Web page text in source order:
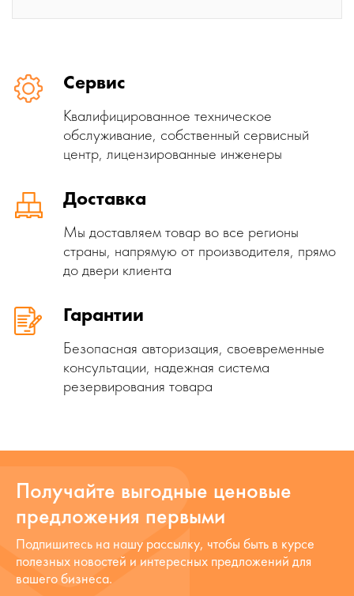
Сервис
Квалифицированное техническое
обслуживание, собственный сервисный
центр, лицензированные инженеры
Доставка
Мы доставляем товар во все регионы
страны, напрямую от производителя, прямо
до двери клиента
Гарантии
Безопасная авторизация, своевременные
консультации, надежная система
резервирования товара
Получайте выгодные ценовые
предложения первыми
Подпишитесь на нашу рассылку, чтобы быть в курсе
полезных новостей и интересных предложений для
вашего бизнеса.